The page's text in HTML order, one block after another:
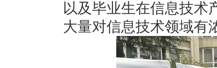
以及毕业生在信息技术
大量对信息技术领域有